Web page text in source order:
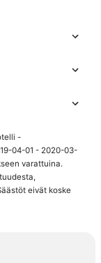
-
04-01 - 2020-03-
varattuina.
eivät koske